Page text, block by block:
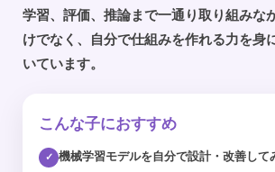
学習、評価、推論まで一通り取り組みな
けでなく、自分で仕組みを作れる力を身
いています。
こんな子におすすめ
✓ 機械学習モデルを自分で設計・改善して